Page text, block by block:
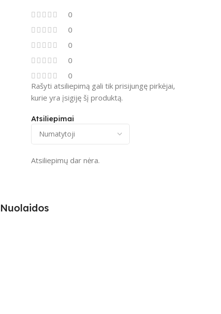
0
0
0
0
0
Atsiliepimai
Atsiliepimų dar nėra.
Rašyti atsiliepimą gali tik prisijungę pirkėjai,
kurie yra įsigiję šį produktą.
Nuolaidos